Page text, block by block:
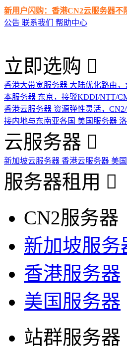
新用户闪购：香港CN2云服务器不
公告 联系我们 帮助中心
立即选购
香港大带宽服务器 大陆优化路由
本服务器 东京，接驳KDDI/NTT/
香港云服务器 资源弹性灵活，
接内地与东南亚各国 美国服务器
云服务器
新加坡云服务器 香港云服务器 美
服务器租用
CN2服务器
新加坡服务
香港服务器
美国服务器
站群服务器